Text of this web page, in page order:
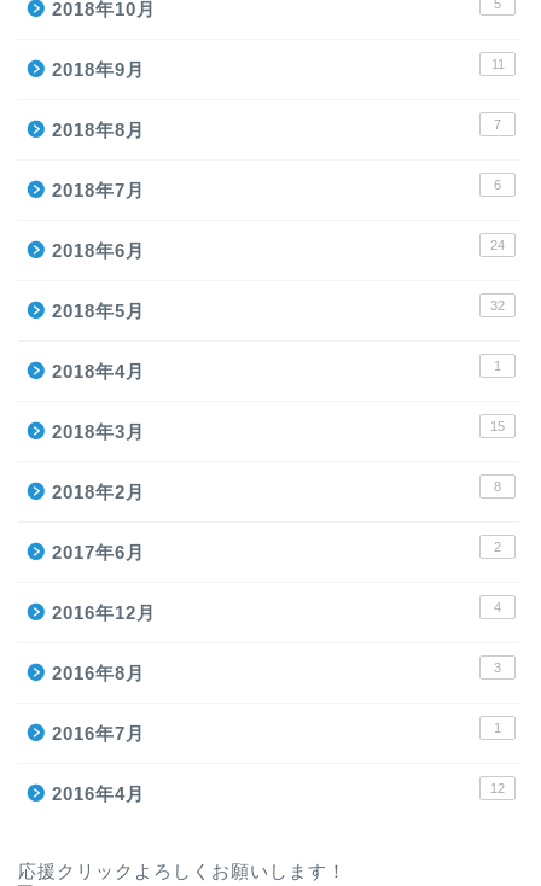
2018年10月 5
2018年9月 11
2018年8月 7
2018年7月 6
2018年6月 24
2018年5月 32
2018年4月 1
2018年3月 15
2018年2月 8
2017年6月 2
2016年12月 4
2016年8月 3
2016年7月 1
2016年4月 12
応援クリックよろしくお願いします！